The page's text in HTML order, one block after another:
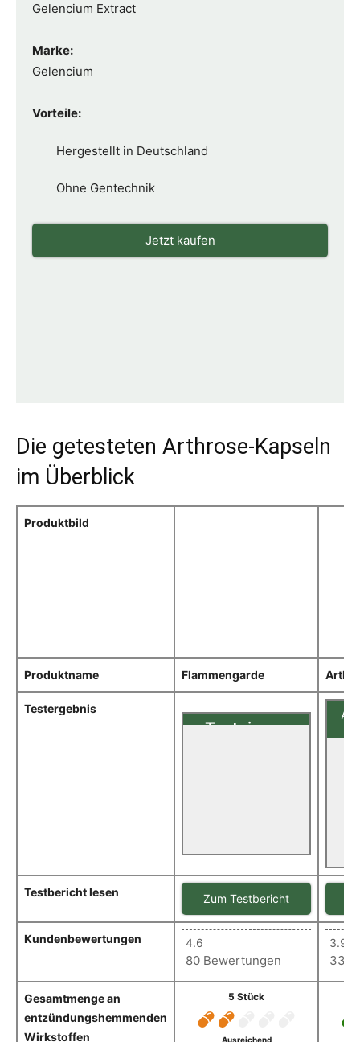
Gelencium Extract
Marke:
Gelencium
Vorteile:
Hergestellt in Deutschland
Ohne Gentechnik
Jetzt kaufen
Die getesteten Arthrose-Kapseln
im Überblick
Produktbild
Produktname Flammengarde
Testergebnis
Testsieger
Testbericht lesen Zum Testbericht
Kundenbewertungen 4.6
80 Bewertungen
3.9
334
Gesamtmenge an
entzündungshemmenden
Wirkstoffen
5 Stück
Ausreichend